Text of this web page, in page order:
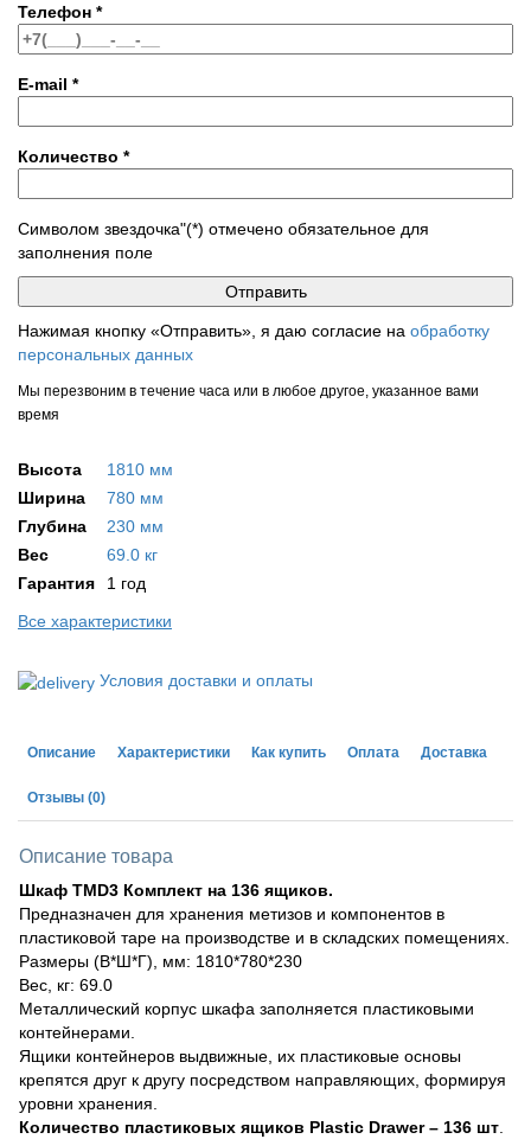
Телефон *
E-mail *
Количество *
Символом звездочка"(*) отмечено обязательное для
заполнения поле
Нажимая кнопку «Отправить», я даю согласие на обработку
персональных данных
Мы перезвоним в течение часа или в любое другое, указанное вами
время
Высота
1810 мм
Ширина
780 мм
Глубина
230 мм
Вес
69.0 кг
Гарантия
1 год
Все характеристики
Условия доставки и оплаты
Описание Характеристики Как купить Оплата Доставка
Отзывы (0)
Описание товара
Шкаф TMD3 Комплект на 136 ящиков.
Предназначен для хранения метизов и компонентов в
пластиковой таре на производстве и в складских помещениях.
Размеры (В*Ш*Г), мм: 1810*780*230
Вес, кг: 69.0
Металлический корпус шкафа заполняется пластиковыми
контейнерами.
Ящики контейнеров выдвижные, их пластиковые основы
крепятся друг к другу посредством направляющих, формируя
уровни хранения.
Количество пластиковых ящиков Plastic Drawer – 136 шт